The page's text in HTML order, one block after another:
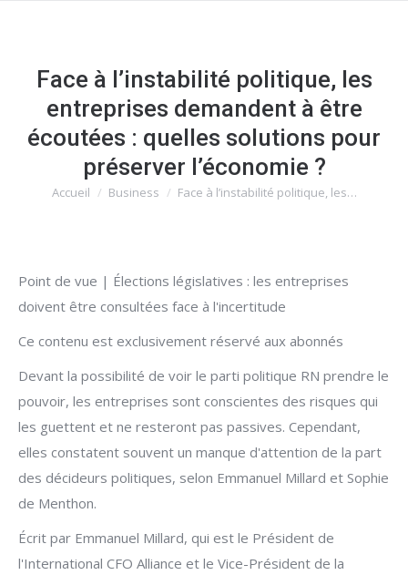
Face à l’instabilité politique, les
entreprises demandent à être
écoutées : quelles solutions pour
préserver l’économie ?
Vous êtes ici :
Accueil Business Face à l’instabilité politique, les…
Point de vue | Élections législatives : les entreprises
doivent être consultées face à l'incertitude
Ce contenu est exclusivement réservé aux abonnés
Devant la possibilité de voir le parti politique RN prendre le
pouvoir, les entreprises sont conscientes des risques qui
les guettent et ne resteront pas passives. Cependant,
elles constatent souvent un manque d'attention de la part
des décideurs politiques, selon Emmanuel Millard et Sophie
de Menthon.
Écrit par Emmanuel Millard, qui est le Président de
l'International CFO Alliance et le Vice-Président de la